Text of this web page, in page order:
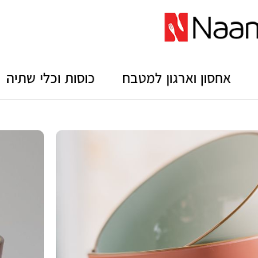
אחסון וארגון למטבח כוסות וכלי שתיה